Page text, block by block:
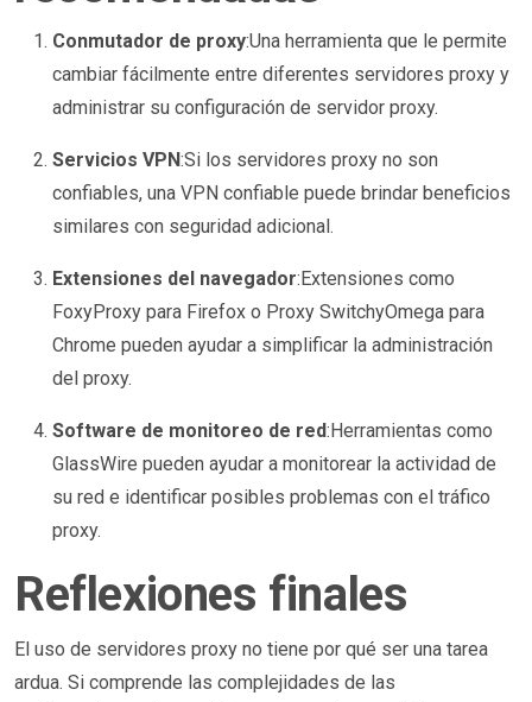
Conmutador de proxy:Una herramienta que le permite
cambiar fácilmente entre diferentes servidores proxy y
administrar su configuración de servidor proxy.
Servicios VPN:Si los servidores proxy no son
confiables, una VPN confiable puede brindar beneficios
similares con seguridad adicional.
Extensiones del navegador:Extensiones como
FoxyProxy para Firefox o Proxy SwitchyOmega para
Chrome pueden ayudar a simplificar la administración
del proxy.
Software de monitoreo de red:Herramientas como
GlassWire pueden ayudar a monitorear la actividad de
su red e identificar posibles problemas con el tráfico
proxy.
Reflexiones finales
El uso de servidores proxy no tiene por qué ser una tarea
ardua. Si comprende las complejidades de las